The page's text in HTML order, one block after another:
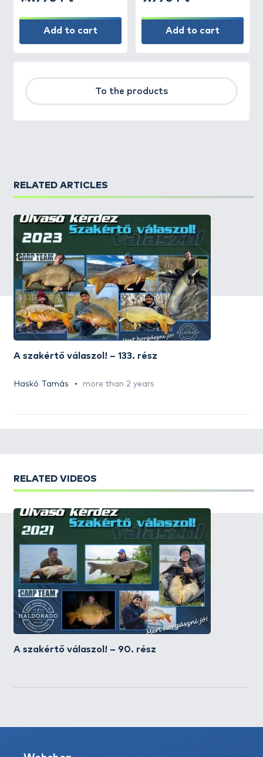
Add to cart Add to cart
To the products
RELATED ARTICLES
A szakértő válaszol! – 133. rész
Haskó Tamás more than 2 years
RELATED VIDEOS
A szakértő válaszol! – 90. rész